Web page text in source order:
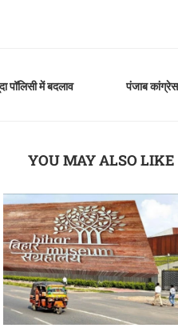
पॉलिसी में बदलाव
पंजाब
YOU MAY ALSO LIKE